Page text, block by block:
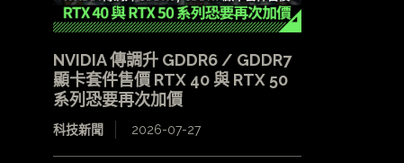
NVIDIA 傳調升 GDDR6 / GDDR7
顯卡套件售價 RTX 40 與 RTX 50
系列恐要再次加價
科技新聞 2026-07-27